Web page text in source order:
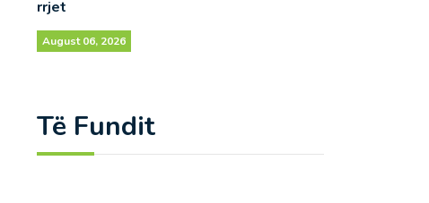
rrjet
August 06, 2026
Të Fundit